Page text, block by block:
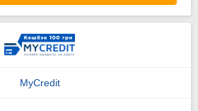
MyCredit